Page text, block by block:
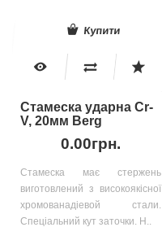
Купити
Стамеска ударна Cr-
V, 20мм Berg
0.00грн.
Стамеска має стержень
виготовлений з високоякісної
хромованадіевой стали.
Спеціальний кут заточки. Н..